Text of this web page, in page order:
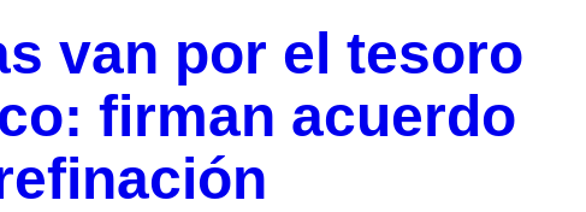
van por el tesoro
firman acuerdo